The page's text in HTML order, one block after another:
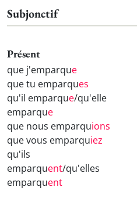
Subjonctif
Présent
que j'emparque
que tu emparques
qu'il emparque/qu'elle
emparque
que nous emparquions
que vous emparquiez
qu'ils
emparquent/qu'elles
emparquent